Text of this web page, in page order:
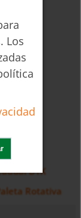
DTK
Rotativa
Los